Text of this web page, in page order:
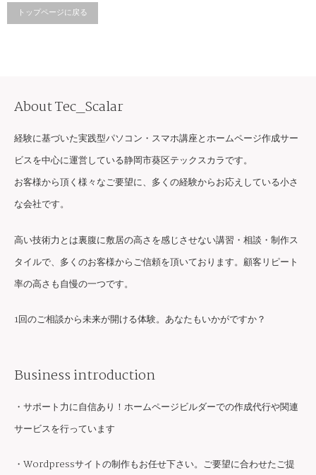
トップページに戻る
About Tec_Scalar
経験に基づいた実践型パソコン・スマホ講座とホームページ作成サー
ビスを中心に運営している静岡市葵区テックスカラです。
お客様から頂く様々なご要望に、多くの経験からお応えしている小さ
な会社です。
高い技術力とは裏腹に敷居の高さを感じさせない講習・相談・制作ス
タイルで、多くのお客様からご信頼を頂いております。顧客リピート
率の高さも自慢の一つです。
1回のご相談から未来が開ける体験。あなたもいかがですか？
Business introduction
・サポート力に自信あり！ホームページビルダーでの作成代行や関連
サービスを行っています
・Wordpressサイトの制作もお任せ下さい。ご要望に合わせたご提